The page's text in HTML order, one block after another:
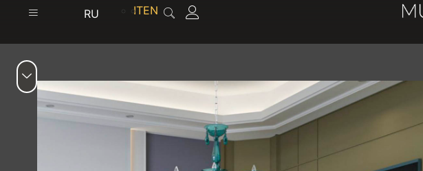
содержимому RU ITEN